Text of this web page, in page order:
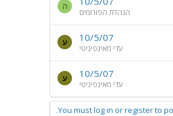
הנהלת הפורומים
ה
10/5/07
עדי מאינפיניטי
ע
10/5/07
עדי מאינפיניטי
ע
You must log in or register to